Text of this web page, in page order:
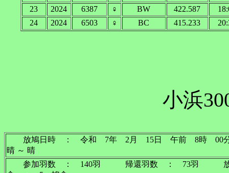
23
2024 6387 ♀ BW 422.587
24
2024 6503 ♀ BC 415.233
小浜
放鳩日時 ： 令和 7年 2月 15日 午前
晴 ～ 晴
参加羽数 ： 140羽 帰還羽数 ： 73羽 放